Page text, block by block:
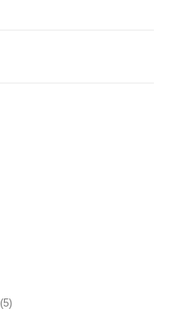
(5)